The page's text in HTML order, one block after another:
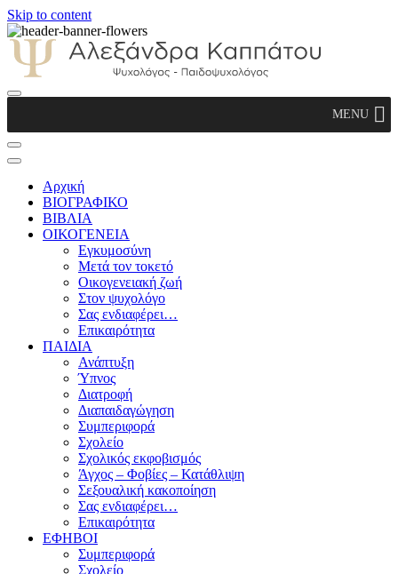
Skip to content
Παιδοψυχολόγος
MENU
Αρχική
ΒΙΟΓΡΑΦΙΚΟ
ΒΙΒΛΙΑ
ΟΙΚΟΓΕΝΕΙΑ
Εγκυμοσύνη
Μετά τον τοκετό
Οικογενειακή ζωή
Στον ψυχολόγο
Σας ενδιαφέρει…
Επικαιρότητα
ΠΑΙΔΙΑ
Ανάπτυξη
Ύπνος
Διατροφή
Διαπαιδαγώγηση
Συμπεριφορά
Σχολείο
Σχολικός εκφοβισμός
Άγχος – Φοβίες – Κατάθλιψη
Σεξουαλική κακοποίηση
Σας ενδιαφέρει…
Επικαιρότητα
ΕΦΗΒΟΙ
Συμπεριφορά
Σχολείο